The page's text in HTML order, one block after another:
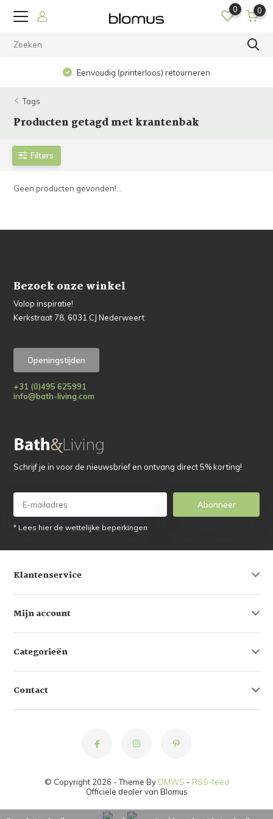
0 0
Eenvoudig (printerloos) retourneren
Tags
Producten getagd met krantenbak
Filters
Geen producten gevonden!...
Bezoek onze winkel
Volop inspiratie!
Kerkstraat 78, 6031 CJ Nederweert
Openingstijden
+31 (0)495 625991
info@bath-living.com
Schrijf je in voor de nieuwsbrief en ontvang direct 5% korting!
Abonneer
* Lees hier de wettelijke beperkingen
Klantenservice
Mijn account
Categorieën
Contact
© Copyright 2026 - Theme By DMWS - RSS-feed
Officiële dealer van Blomus